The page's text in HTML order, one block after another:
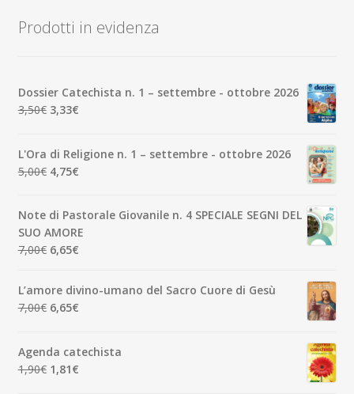
Prodotti in evidenza
Dossier Catechista n. 1 – settembre - ottobre 2026
3,50€ Il
era:
3,50€.
3,33€Il
è:
3,33€.
L'Ora di Religione n. 1 – settembre - ottobre 2026
5,00€ Il
era:
5,00€.
4,75€Il
è:
4,75€.
Note di Pastorale Giovanile n. 4 SPECIALE SEGNI DEL
SUO AMORE
7,00€ Il
originale
era:
6,65€Il
attuale
è:
L’amore divino-umano del Sacro Cuore di Gesù
7,00€ Il
era:
7,00€.
6,65€Il
è:
6,65€.
Agenda catechista
1,90€ Il
1,81€Il